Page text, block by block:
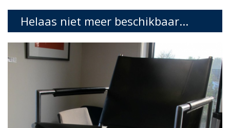
Helaas niet meer beschikbaar...